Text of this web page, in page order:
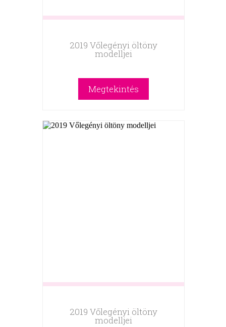
2019 Vőlegényi öltöny
modelljei
Megtekintés
2019 Vőlegényi öltöny
modelljei